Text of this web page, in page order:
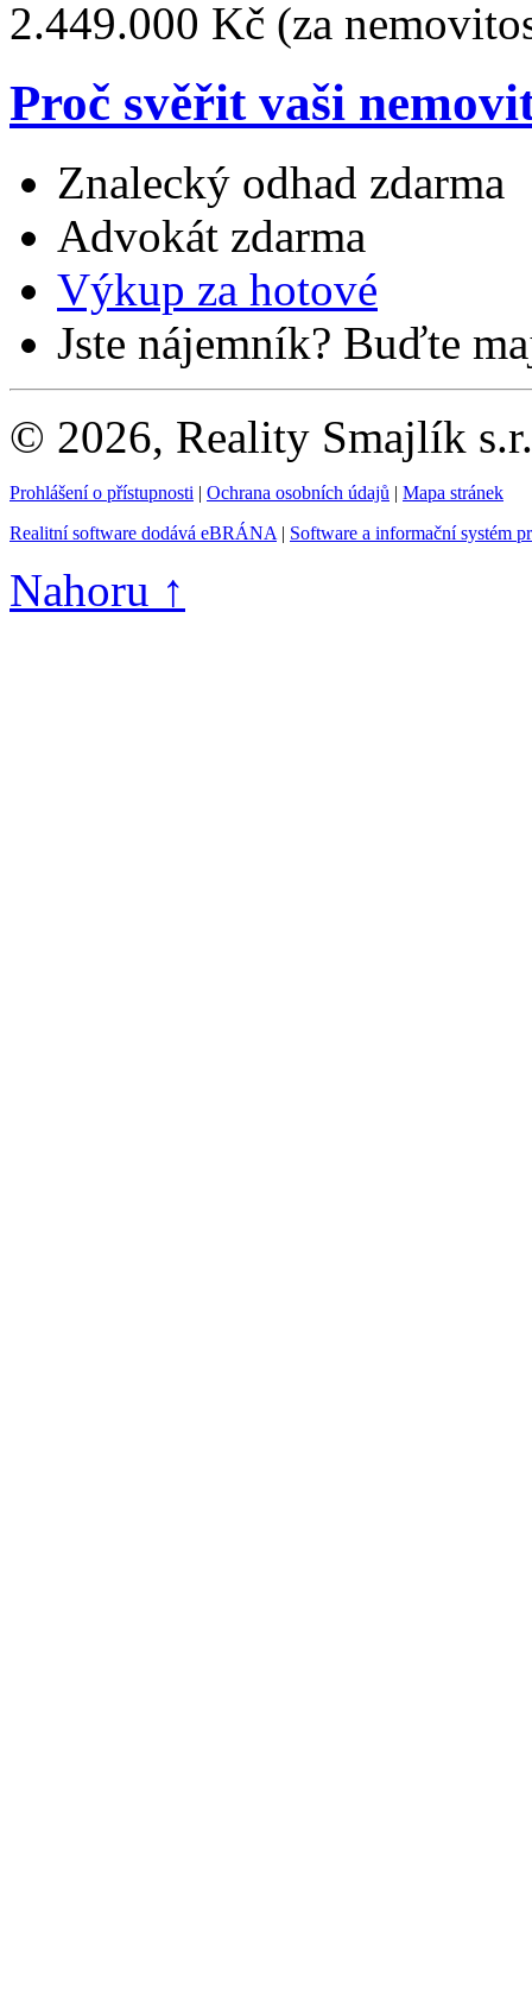
2.449.000 Kč (za
Proč svěřit vaši
Znalecký odhad zdarma
Advokát zdarma
Výkup za hotové
Jste nájemník? Buďte
© 2026, Reality Smajlík
Prohlášení o přístupnosti | Ochrana osobních údajů | Mapa stránek
Realitní software dodává eBRÁNA | Software a informační systém
Nahoru ↑